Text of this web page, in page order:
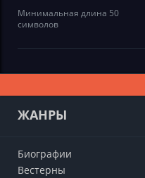
Минимальная длина 50
символов
ЖАНРЫ
Биографии
Вестерны